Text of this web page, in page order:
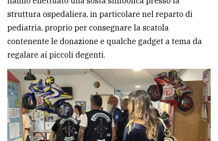
struttura ospedaliera, in particolare nel reparto di
pediatria, proprio per consegnare la scatola
contenente le donazione e qualche gadget a tema da
regalare ai piccoli degenti.